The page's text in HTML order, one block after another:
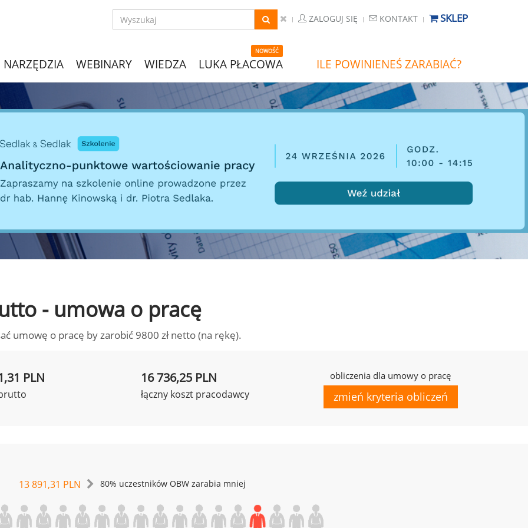
ZALOGUJ SIĘ KONTAKT SKLEP
NARZĘDZIA WEBINARY WIEDZA
NOWOŚĆ
LUKA PŁACOWA ILE POWINIENEŚ ZARABIAĆ?
- umowa o pracę
umowę o pracę by zarobić 9800 zł netto (na rękę).
PLN 16 736,25 PLN
łączny koszt pracodawcy
obliczenia dla umowy o pracę
zmień kryteria obliczeń
13 891,31 PLN 80% uczestników OBW zarabia mniej